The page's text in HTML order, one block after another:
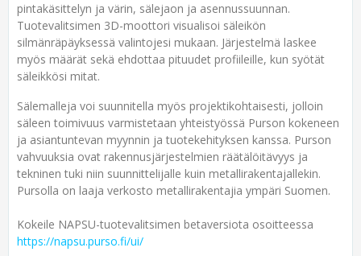
pintakäsittelyn ja värin, sälejaon ja asennussuunnan.
Tuotevalitsimen 3D-moottori visualisoi säleikön
silmänräpäyksessä valintojesi mukaan. Järjestelmä laskee
myös määrät sekä ehdottaa pituudet profiileille, kun syötät
säleikkösi mitat.
Sälemalleja voi suunnitella myös projektikohtaisesti, jolloin
säleen toimivuus varmistetaan yhteistyössä Purson kokeneen
ja asiantuntevan myynnin ja tuotekehityksen kanssa. Purson
vahvuuksia ovat rakennusjärjestelmien räätälöitävyys ja
tekninen tuki niin suunnittelijalle kuin metallirakentajallekin.
Pursolla on laaja verkosto metallirakentajia ympäri Suomen.
Kokeile NAPSU-tuotevalitsimen betaversiota osoitteessa
https://napsu.purso.fi/ui/